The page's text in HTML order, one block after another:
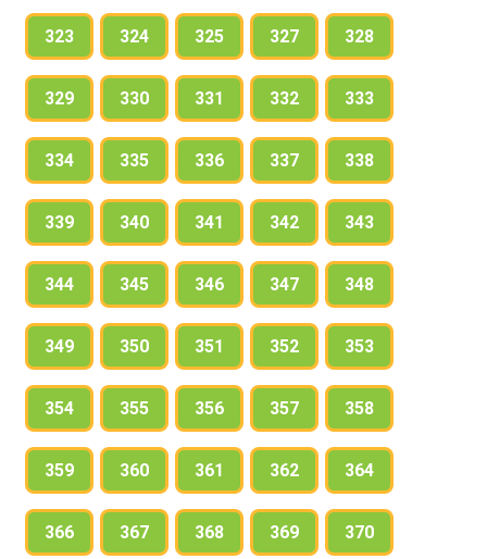
323 324 325 327 328
329 330 331 332 333
334 335 336 337 338
339 340 341 342 343
344 345 346 347 348
349 350 351 352 353
354 355 356 357 358
359 360 361 362 364
366 367 368 369 370